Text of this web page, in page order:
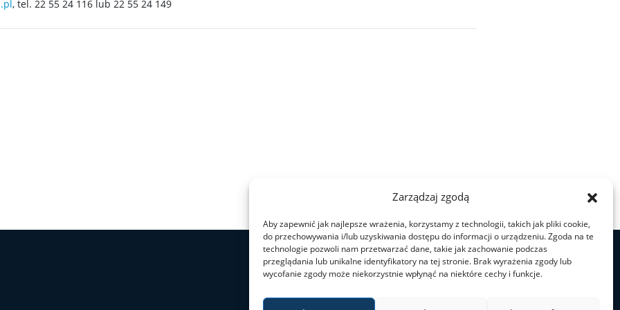
Zarządzaj zgodą
Aby zapewnić jak najlepsze wrażenia, korzystamy z technologii, takich jak pliki cookie,
do przechowywania i/lub uzyskiwania dostępu do informacji o urządzeniu. Zgoda na te
technologie pozwoli nam przetwarzać dane, takie jak zachowanie podczas
przeglądania lub unikalne identyfikatory na tej stronie. Brak wyrażenia zgody lub
wycofanie zgody może niekorzystnie wpłynąć na niektóre cechy i funkcje.
, tel. 22 55 24 116 lub 22 55 24 149